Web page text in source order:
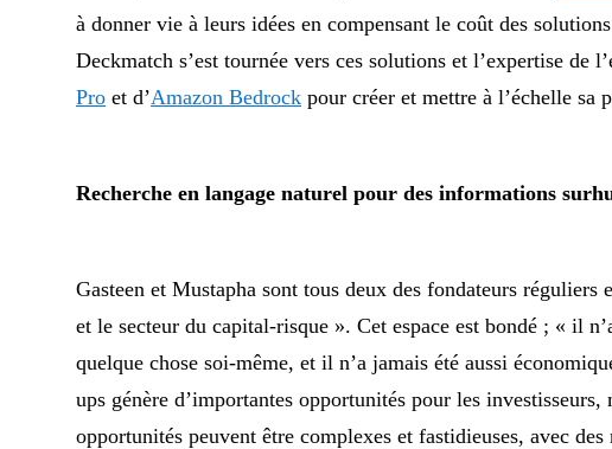
à donner vie à leurs idées en compensant le coût des
Deckmatch s’est tournée vers ces solutions et l’expertise de
Pro et d’Amazon Bedrock pour créer et mettre à l’échelle sa
Recherche en langage naturel pour des informations
Gasteen et Mustapha sont tous deux des fondateurs réguliers
et le secteur du capital-risque ». Cet espace est bondé ; « il
quelque chose soi-même, et il n’a jamais été aussi
ups génère d’importantes opportunités pour les investisseurs,
opportunités peuvent être complexes et fastidieuses, avec des